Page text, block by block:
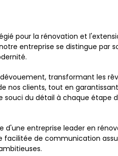
pour la rénovation et
entreprise se distingue
transformant les
nos clients, tout en
du détail à chaque étape
entreprise leader en
de communication